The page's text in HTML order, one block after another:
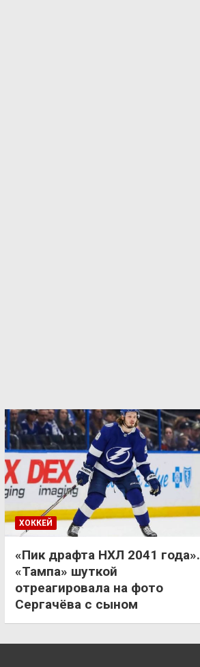
ХОККЕЙ
«Пик драфта НХЛ 2041 года».
«Тампа» шуткой
отреагировала на фото
Сергачёва с сыном